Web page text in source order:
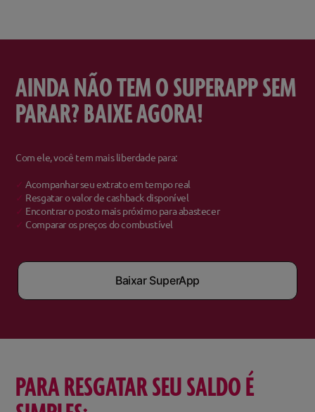
AINDA NÃO TEM O SUPERAPP SEM
PARAR? BAIXE AGORA!
Com ele, você tem mais liberdade para:
✓ Acompanhar seu extrato em tempo real
✓ Resgatar o valor de cashback disponível
✓ Encontrar o posto mais próximo para abastecer
✓ Comparar os preços do combustível
Baixar SuperApp
PARA RESGATAR SEU SALDO É